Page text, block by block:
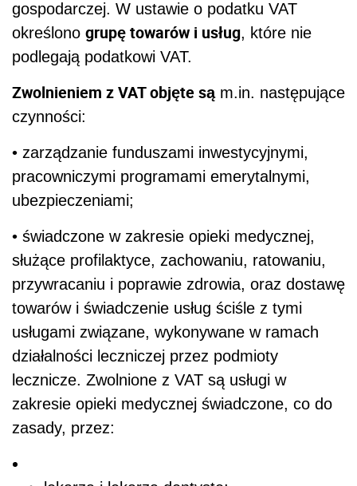
gospodarczej. W ustawie o podatku VAT
określono grupę towarów i usług, które nie
podlegają podatkowi VAT.
Zwolnieniem z VAT objęte sąm.in. następujące
czynności:
• zarządzanie funduszami inwestycyjnymi,
pracowniczymi programami emerytalnymi,
ubezpieczeniami;
• świadczone w zakresie opieki medycznej,
służące profilaktyce, zachowaniu, ratowaniu,
przywracaniu i poprawie zdrowia, oraz dostawę
towarów i świadczenie usług ściśle z tymi
usługami związane, wykonywane w ramach
działalności leczniczej przez podmioty
lecznicze. Zwolnione z VAT są usługi w
zakresie opieki medycznej świadczone, co do
zasady, przez: